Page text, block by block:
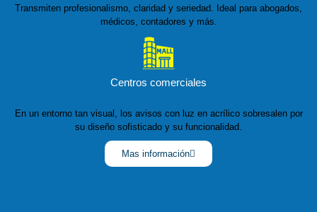
Transmiten profesionalismo, claridad y seriedad. Ideal para abogados,
médicos, contadores y más.
Centros comerciales
En un entorno tan visual, los avisos con luz en acrílico sobresalen por
su diseño sofisticado y su funcionalidad.
Mas información